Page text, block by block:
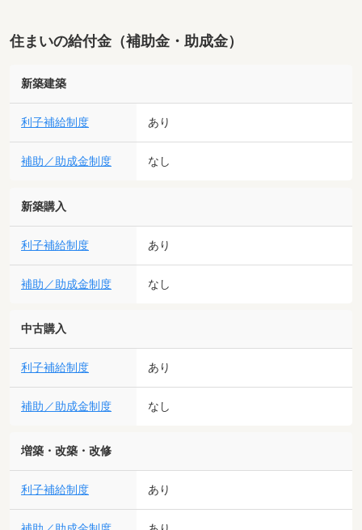
住まいの給付金（補助金・助成金）
新築建築
利子補給制度 あり
補助／助成金制度 なし
新築購入
利子補給制度 あり
補助／助成金制度 なし
中古購入
利子補給制度 あり
補助／助成金制度 なし
増築・改築・改修
利子補給制度 あり